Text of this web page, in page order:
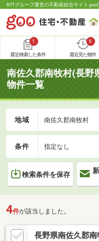
NTTグループ運営の不動産総合サイト goo
1
最近検索した条件
0
最近見た物件
南佐久郡南牧村(長野
物件一覧
地域 南佐久郡南牧村
条件 指定なし
検索条件を保存
4件が該当しました。
長野県南佐久郡